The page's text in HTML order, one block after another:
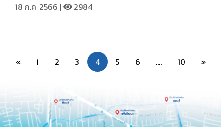
18 ก.ค. 2566 | 2984
« 1 2 3 4 5 6 .... 10 »